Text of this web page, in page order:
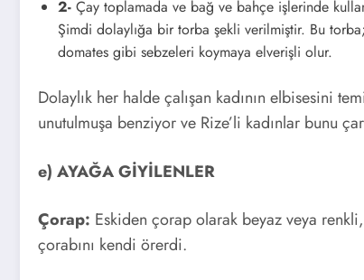
2- Çay toplamada ve bağ ve bahçe işlerinde
Şimdi dolaylığa bir torba şekli verilmiştir. Bu
domates gibi sebzeleri koymaya elverişli olur.
Dolaylık her halde çalışan kadının elbisesini
unutulmuşa benziyor ve Rize’li kadınlar bunu
e) AYAĞA GİYİLENLER
Çorap: Eskiden çorap olarak beyaz veya
çorabını kendi örerdi.